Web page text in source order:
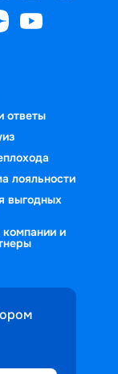
ответы
лояльности
выгодных
и